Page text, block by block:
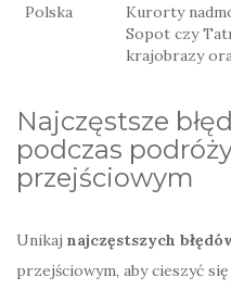
Polska
Kurorty
Sopot czy
krajobrazy
Najczęstsze
podczas
przejściowym
Unikaj najczęstszych
przejściowym, aby cieszyć